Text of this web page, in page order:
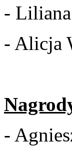
-
- Alicja
-